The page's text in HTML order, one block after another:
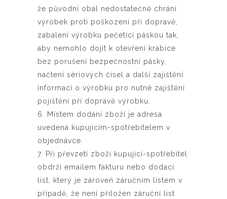
že původní obal nedostatečně chrání
výrobek proti poškození při dopravě,
zabalení výrobku pečetící páskou tak,
aby nemohlo dojít k otevření krabice
bez porušení bezpečnostní pásky,
načtení sériových čísel a další zajištění
informací o výrobku pro nutné zajištění
pojištění při dopravě výrobku.
6. Místem dodání zboží je adresa
uvedená kupujícím-spotřebitelem v
objednávce.
7. Při převzetí zboží kupující-spotřebitel
obdrží emailem fakturu nebo dodací
list, který je zároveň záručním listem v
případě, že není přiložen záruční list